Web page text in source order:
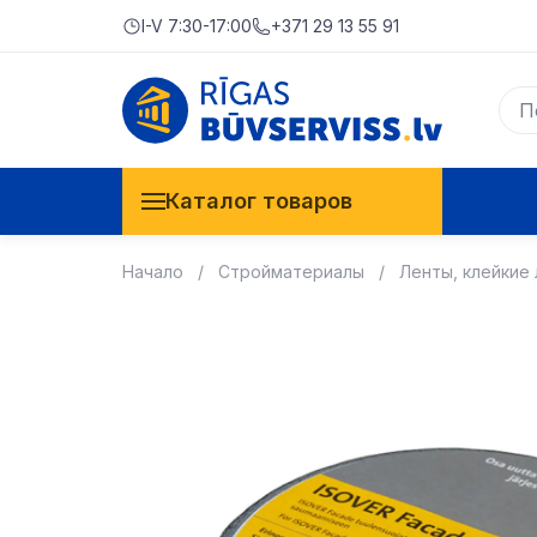
I-V 7:30-17:00 +371 29 13 55 91
Каталог товаров
Начало Стройматериалы Ленты, клейкие